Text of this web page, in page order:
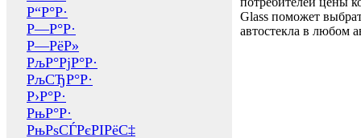
Р“Р°Р·
Р—Р°Р·
Р—РёР»
РљР°РјР°Р·
РљСЂР°Р·
Р›Р°Р·
РњР°Р·
РњРѕСЃРєРІРёС‡
Glass поможет
автостекла в любом